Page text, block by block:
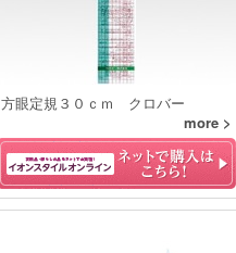
方眼定規３０ｃｍ クロバー
more >